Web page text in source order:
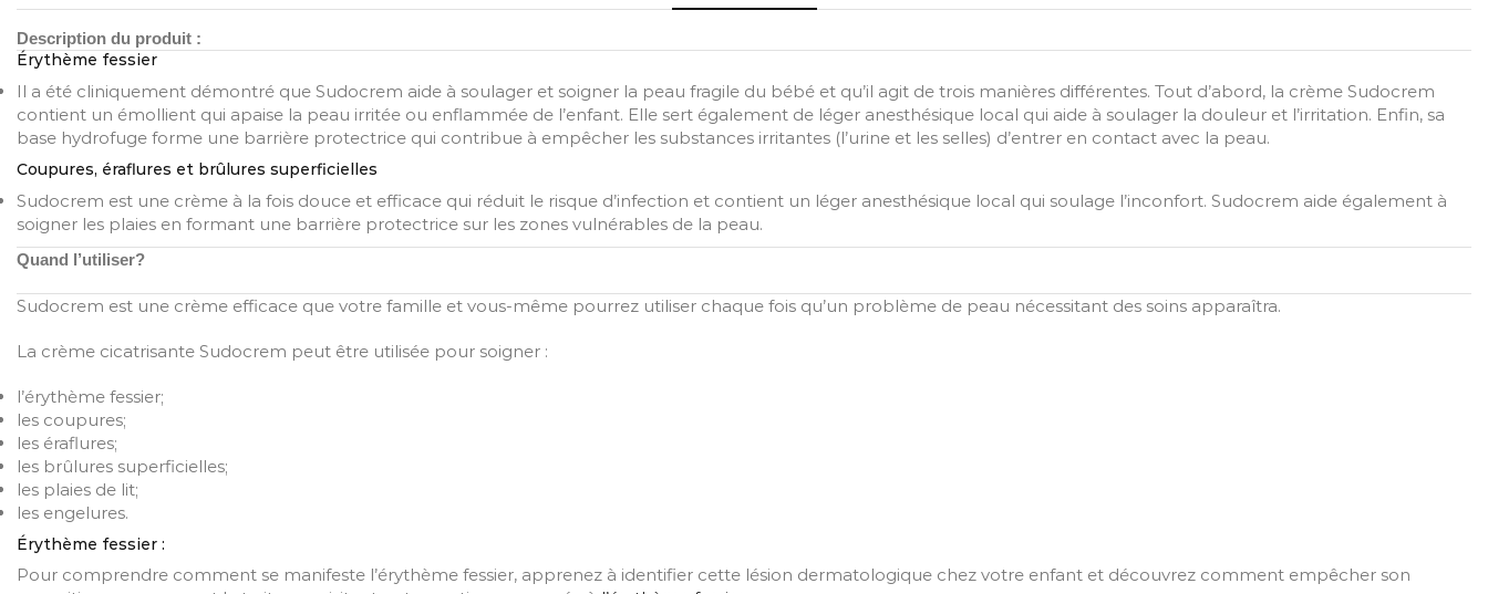
Description du produit :
Érythème fessier
Il a été cliniquement démontré que Sudocrem aide à soulager et soigner la peau fragile du bébé et qu’il agit de trois manières différentes. Tout d’abord, la crème Sudocrem
contient un émollient qui apaise la peau irritée ou enflammée de l’enfant. Elle sert également de léger anesthésique local qui aide à soulager la douleur et l’irritation. Enfin, sa
base hydrofuge forme une barrière protectrice qui contribue à empêcher les substances irritantes (l’urine et les selles) d’entrer en contact avec la peau.
Coupures, éraflures et brûlures superficielles
Sudocrem est une crème à la fois douce et efficace qui réduit le risque d’infection et contient un léger anesthésique local qui soulage l’inconfort. Sudocrem aide également à
soigner les plaies en formant une barrière protectrice sur les zones vulnérables de la peau.
Quand l’utiliser?
Sudocrem est une crème efficace que votre famille et vous-même pourrez utiliser chaque fois qu’un problème de peau nécessitant des soins apparaîtra.
La crème cicatrisante Sudocrem peut être utilisée pour soigner :
l’érythème fessier;
les coupures;
les éraflures;
les brûlures superficielles;
les plaies de lit;
les engelures.
Érythème fessier :
Pour comprendre comment se manifeste l’érythème fessier, apprenez à identifier cette lésion dermatologique chez votre enfant et découvrez comment empêcher son